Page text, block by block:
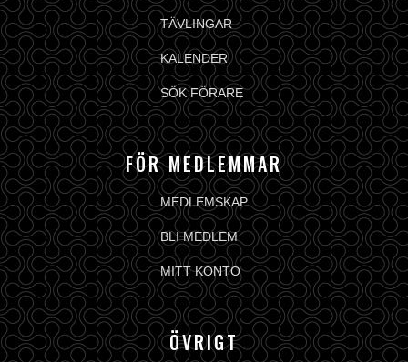
TÄVLINGAR
KALENDER
SÖK FÖRARE
FÖR MEDLEMMAR
MEDLEMSKAP
BLI MEDLEM
MITT KONTO
ÖVRIGT